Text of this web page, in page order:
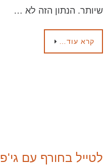
שיותר. הנתון הזה לא …
קרא עוד…
לטייל בחורף עם גי'פ